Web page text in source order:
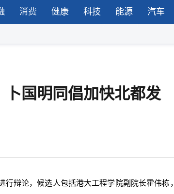
消费 健康 科技 能源 汽车
国明同倡加快北都发
辩论，候选人包括港大工程学院副院长霍伟栋，